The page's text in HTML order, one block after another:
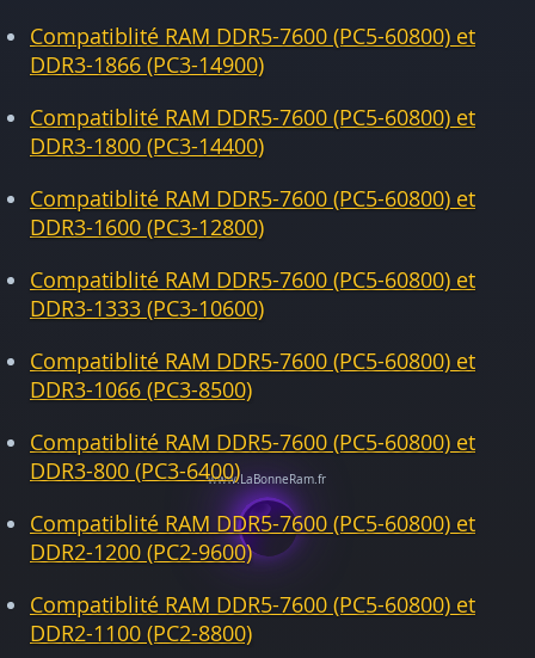
Compatiblité RAM DDR5-7600 (PC5-60800) et
DDR3-1866 (PC3-14900)
Compatiblité RAM DDR5-7600 (PC5-60800) et
DDR3-1800 (PC3-14400)
Compatiblité RAM DDR5-7600 (PC5-60800) et
DDR3-1600 (PC3-12800)
Compatiblité RAM DDR5-7600 (PC5-60800) et
DDR3-1333 (PC3-10600)
Compatiblité RAM DDR5-7600 (PC5-60800) et
DDR3-1066 (PC3-8500)
Compatiblité RAM DDR5-7600 (PC5-60800) et
DDR3-800 (PC3-6400)
Compatiblité RAM DDR5-7600 (PC5-60800) et
DDR2-1200 (PC2-9600)
Compatiblité RAM DDR5-7600 (PC5-60800) et
DDR2-1100 (PC2-8800)